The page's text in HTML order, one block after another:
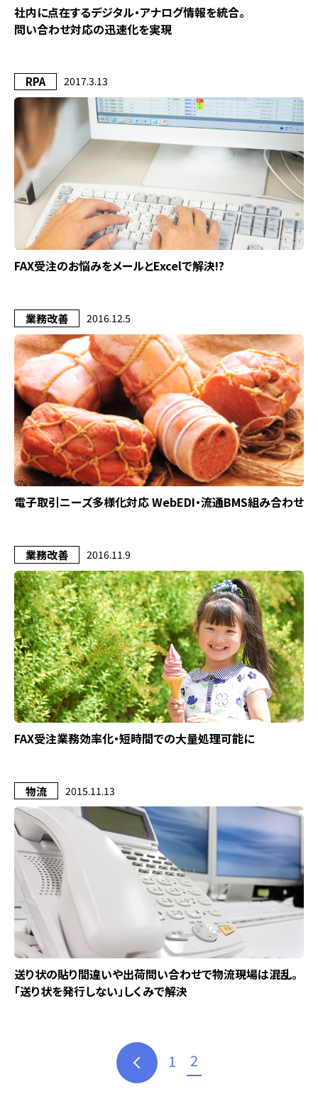
社内に点在するデジタル・アナログ情報を統合。
問い合わせ対応の迅速化を実現
RPA 2017.3.13
FAX受注のお悩みをメールとExcelで解決!?
業務改善 2016.12.5
電子取引ニーズ多様化対応 WebEDI・流通BMS組み合わせ
業務改善 2016.11.9
FAX受注業務効率化・短時間での大量処理可能に
物流 2015.11.13
送り状の貼り間違いや出荷問い合わせで物流現場は混乱。
「送り状を発行しない」しくみで解決
1 2